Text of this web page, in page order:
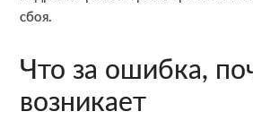
сбоя.
Что за ошибка,
возникает